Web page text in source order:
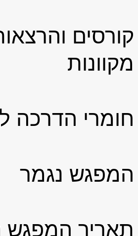
קורסים
מקוונות
חומרי הדרכה
המפגש נגמר
תאריך